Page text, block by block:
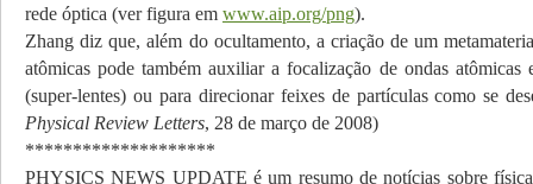
rede óptica (ver figura em www.aip.org/png).
Zhang diz que, além do ocultamento, a criação de um
atômicas pode também auxiliar a focalização de ondas atômicas
(super-lentes) ou para direcionar feixes de partículas como se
Physical Review Letters, 28 de março de 2008)
********************
PHYSICS NEWS UPDATE é um resumo de notícias sobre